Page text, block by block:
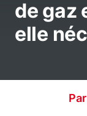
de gaz
elle